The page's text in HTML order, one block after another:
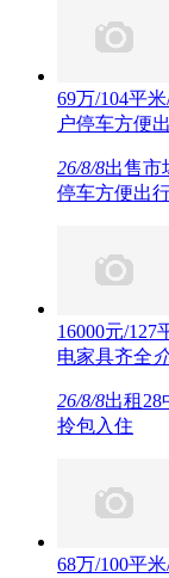
69万/104平
户停车方便
26/8/8出售市
停车方便出
16000元/
电家具齐全
26/8/8出租28
拎包入住
68万/100平